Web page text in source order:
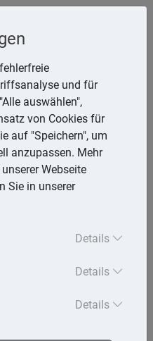
und für
auswählen",
von Cookies für
auf "Speichern", um
anzupassen. Mehr
Webseite
Sie in unserer
Details
Details
Details